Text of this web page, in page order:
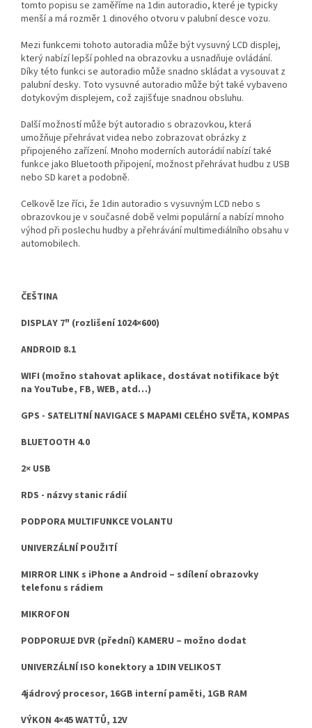
tomto popisu se zaměříme na 1din autoradio, které je typicky
menší a má rozměr 1 dinového otvoru v palubní desce vozu.
Mezi funkcemi tohoto autoradia může být vysuvný LCD displej,
který nabízí lepší pohled na obrazovku a usnadňuje ovládání.
Díky této funkci se autoradio může snadno skládat a vysouvat z
palubní desky. Toto vysuvné autoradio může být také vybaveno
dotykovým displejem, což zajišťuje snadnou obsluhu.
Další možností může být autoradio s obrazovkou, která
umožňuje přehrávat videa nebo zobrazovat obrázky z
připojeného zařízení. Mnoho moderních autorádií nabízí také
funkce jako Bluetooth připojení, možnost přehrávat hudbu z USB
nebo SD karet a podobně.
Celkově lze říci, že 1din autoradio s vysuvným LCD nebo s
obrazovkou je v současné době velmi populární a nabízí mnoho
výhod při poslechu hudby a přehrávání multimediálního obsahu v
automobilech.
ČEŠTINA
DISPLAY 7" (rozlišení 1024×600)
ANDROID 8.1
WIFI (možno stahovat aplikace, dostávat notifikace být
na YouTube, FB, WEB, atd…)
GPS - SATELITNÍ NAVIGACE S MAPAMI CELÉHO SVĚTA, KOMPAS
BLUETOOTH 4.0
2× USB
RDS - názvy stanic rádií
PODPORA MULTIFUNKCE VOLANTU
UNIVERZÁLNÍ POUŽITÍ
MIRROR LINK s iPhone a Android – sdílení obrazovky
telefonu s rádiem
MIKROFON
PODPORUJE DVR (přední) KAMERU – možno dodat
UNIVERZÁLNÍ ISO konektory a 1DIN VELIKOST
4jádrový procesor, 16GB interní paměti, 1GB RAM
VÝKON 4×45 WATTŮ, 12V